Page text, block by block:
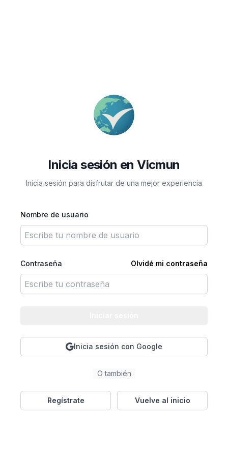
Inicia sesión en Vicmun
Inicia sesión para disfrutar de una mejor experiencia
Nombre de usuario
Contraseña Olvidé mi contraseña
Inicia sesión con Google
O también
Regístrate Vuelve al inicio